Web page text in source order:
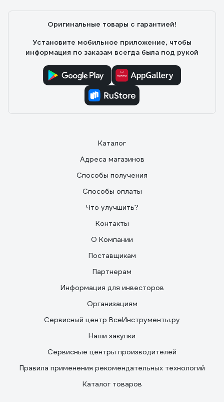
Оригинальные товары с гарантией!
Установите мобильное приложение, чтобы
информация по заказам всегда была под рукой
Каталог
Адреса магазинов
Способы получения
Способы оплаты
Что улучшить?
Контакты
О Компании
Поставщикам
Партнерам
Информация для инвесторов
Организациям
Сервисный центр ВсеИнструменты.ру
Наши закупки
Сервисные центры производителей
Правила применения рекомендательных технологий
Каталог товаров